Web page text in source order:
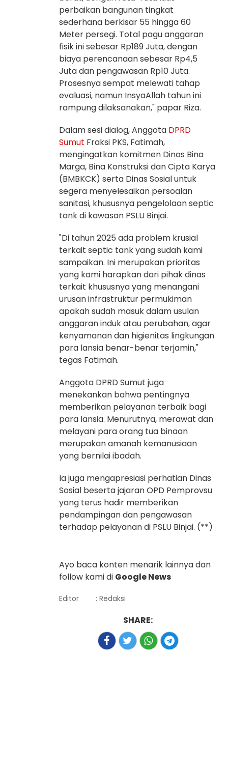
perbaikan bangunan tingkat
sederhana berkisar 55 hingga 60
Meter persegi. Total pagu anggaran
fisik ini sebesar Rp189 Juta, dengan
biaya perencanaan sebesar Rp4,5
Juta dan pengawasan Rp10 Juta.
Prosesnya sempat melewati tahap
evaluasi, namun InsyaAllah tahun ini
rampung dilaksanakan," papar Riza.
Dalam sesi dialog, Anggota DPRD
Sumut Fraksi PKS, Fatimah,
mengingatkan komitmen Dinas Bina
Marga, Bina Konstruksi dan Cipta Karya
(BMBKCK) serta Dinas Sosial untuk
segera menyelesaikan persoalan
sanitasi, khususnya pengelolaan septic
tank di kawasan PSLU Binjai.
"Di tahun 2025 ada problem krusial
terkait septic tank yang sudah kami
sampaikan. Ini merupakan prioritas
yang kami harapkan dari pihak dinas
terkait khususnya yang menangani
urusan infrastruktur permukiman
apakah sudah masuk dalam usulan
anggaran induk atau perubahan, agar
kenyamanan dan higienitas lingkungan
para lansia benar-benar terjamin,"
tegas Fatimah.
Anggota DPRD Sumut juga
menekankan bahwa pentingnya
memberikan pelayanan terbaik bagi
para lansia. Menurutnya, merawat dan
melayani para orang tua binaan
merupakan amanah kemanusiaan
yang bernilai ibadah.
Ia juga mengapresiasi perhatian Dinas
Sosial beserta jajaran OPD Pemprovsu
yang terus hadir memberikan
pendampingan dan pengawasan
terhadap pelayanan di PSLU Binjai. (**)
Ayo baca konten menarik lainnya dan
follow kami di Google News
Editor : Redaksi
SHARE: